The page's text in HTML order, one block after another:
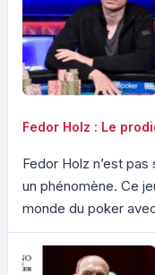
Fedor Holz : Le
Fedor Holz n’est
un phénomène. Ce
monde du poker avec